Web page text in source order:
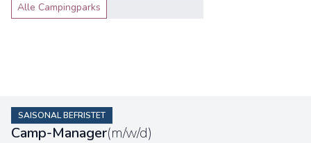
Alle Campingparks
SAISONAL BEFRISTET
Camp-Manager(m/w/d)